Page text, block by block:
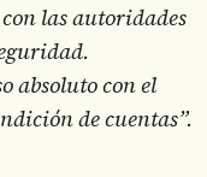
las autoridades
absoluto con el
de cuentas”.